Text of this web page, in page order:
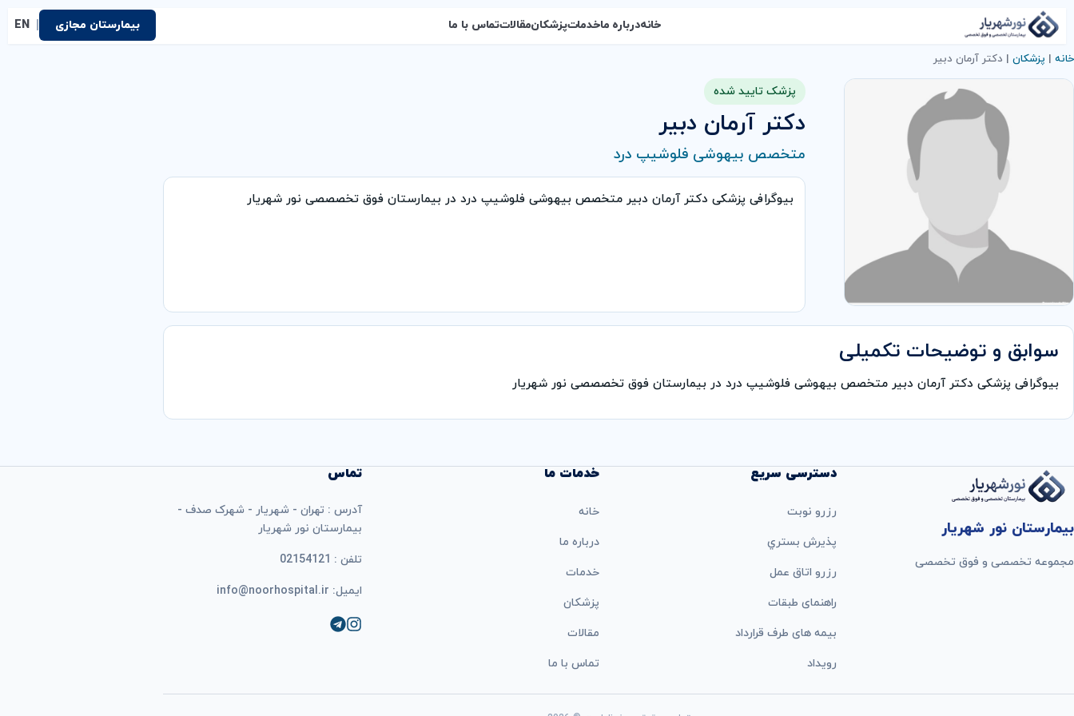
خانهدرباره ماخدماتپزشکانمقالاتتماس با ما بیمارستان مجازی EN
خانه | پزشکان | دکتر آرمان دبیر
پزشک تایید شده
دکتر آرمان دبیر
متخصص بیهوشی فلوشیپ درد
بیوگرافی پزشکی دکتر آرمان دبیر متخصص بیهوشی فلوشیپ درد در بیمارستان فوق تخصصصی نور شهریار
سوابق و توضیحات تکمیلی
بیوگرافی پزشکی دکتر آرمان دبیر متخصص بیهوشی فلوشیپ درد در بیمارستان فوق تخصصصی نور شهریار
بیمارستان نور شهریار
مجموعه تخصصی و فوق تخصصی
دسترسی سریع
رزرو نوبت
پذيرش بستري
رزرو اتاق عمل
راهنمای طبقات
بيمه های طرف قرارداد
رویداد
خدمات ما
خانه
درباره ما
خدمات
پزشکان
مقالات
تماس با ما
تماس
آدرس : تهران - شهریار - شهرک صدف -
بیمارستان نور شهریار
تلفن : 02154121
ایمیل: info@noorhospital.ir